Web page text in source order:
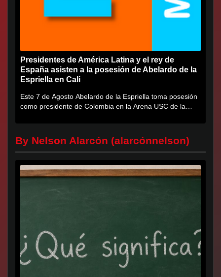
Presidentes de América Latina y el rey de
España asisten a la posesión de Abelardo de la
Espriella en Cali
Este 7 de Agosto Abelardo de la Espriella toma posesión
como presidente de Colombia en la Arena USC de la
By Nelson Alarcón (alarcónnelson)